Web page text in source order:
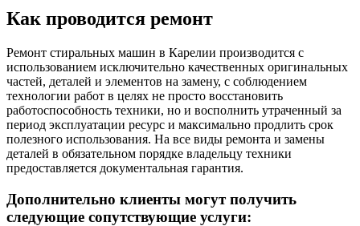
Как проводится ремонт
Ремонт стиральных машин в Карелии производится с
использованием исключительно качественных оригинальных
частей, деталей и элементов на замену, с соблюдением
технологии работ в целях не просто восстановить
работоспособность техники, но и восполнить утраченный за
период эксплуатации ресурс и максимально продлить срок
полезного использования. На все виды ремонта и замены
деталей в обязательном порядке владельцу техники
предоставляется документальная гарантия.
Дополнительно клиенты могут получить
следующие сопутствующие услуги: